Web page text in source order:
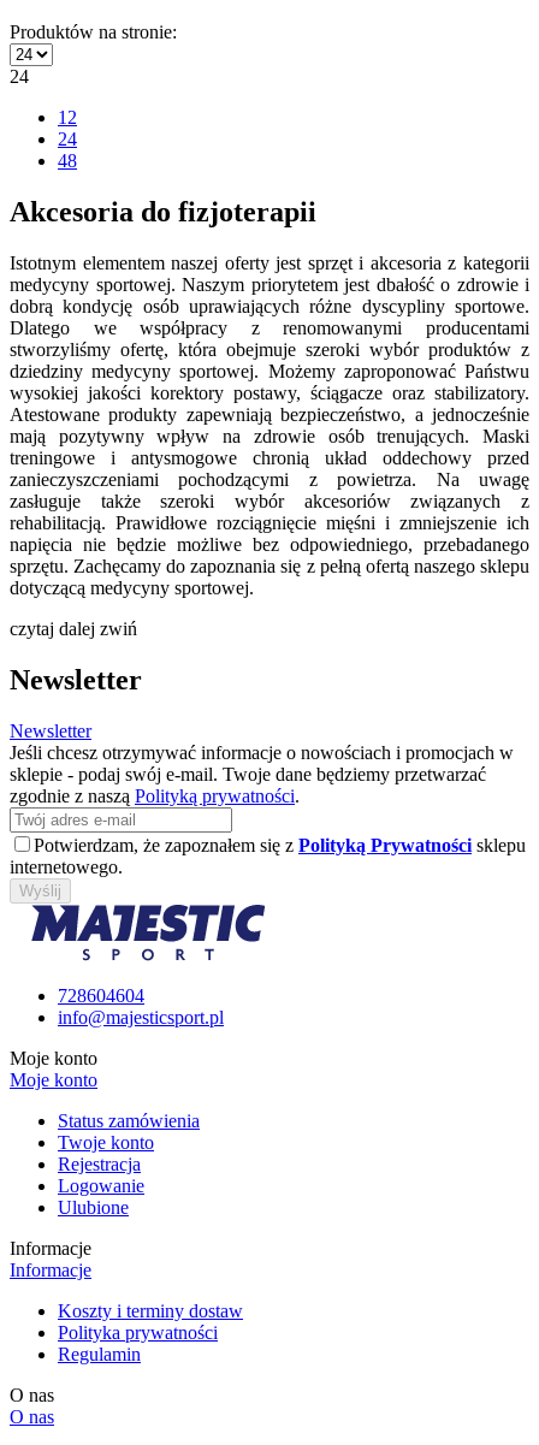
Produktów na stronie:
24
12
24
48
Akcesoria do fizjoterapii
Istotnym elementem naszej oferty jest sprzęt i akcesoria z kategorii
medycyny sportowej. Naszym priorytetem jest dbałość o zdrowie i
dobrą kondycję osób uprawiających różne dyscypliny sportowe.
Dlatego we współpracy z renomowanymi producentami
stworzyliśmy ofertę, która obejmuje szeroki wybór produktów z
dziedziny medycyny sportowej. Możemy zaproponować Państwu
wysokiej jakości korektory postawy, ściągacze oraz stabilizatory.
Atestowane produkty zapewniają bezpieczeństwo, a jednocześnie
mają pozytywny wpływ na zdrowie osób trenujących. Maski
treningowe i antysmogowe chronią układ oddechowy przed
zanieczyszczeniami pochodzącymi z powietrza. Na uwagę
zasługuje także szeroki wybór akcesoriów związanych z
rehabilitacją. Prawidłowe rozciągnięcie mięśni i zmniejszenie ich
napięcia nie będzie możliwe bez odpowiedniego, przebadanego
sprzętu. Zachęcamy do zapoznania się z pełną ofertą naszego sklepu
dotyczącą medycyny sportowej.
czytaj dalej zwiń
Newsletter
Newsletter
Jeśli chcesz otrzymywać informacje o nowościach i promocjach w
sklepie - podaj swój e-mail. Twoje dane będziemy przetwarzać
zgodnie z naszą Polityką prywatności.
Potwierdzam, że zapoznałem się z Polityką Prywatności sklepu
internetowego.
Wyślij
728604604
info@majesticsport.pl
Moje konto
Moje konto
Status zamówienia
Twoje konto
Rejestracja
Logowanie
Ulubione
Informacje
Informacje
Koszty i terminy dostaw
Polityka prywatności
Regulamin
O nas
O nas